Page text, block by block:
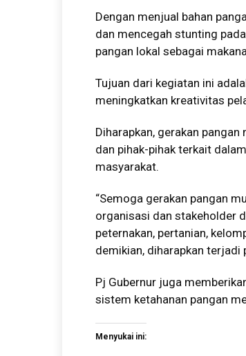
Dengan menjual bahan
dan mencegah stunting
pangan lokal sebagai
Tujuan dari kegiatan ini
meningkatkan kreativitas
Diharapkan, gerakan
dan pihak-pihak terkait
masyarakat.
“Semoga gerakan pangan
organisasi dan stakeholder
peternakan, pertanian,
demikian, diharapkan terjadi
Pj Gubernur juga
sistem ketahanan pangan
Menyukai ini: